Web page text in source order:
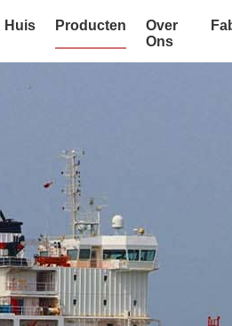
Huis Producten
Over
Ons